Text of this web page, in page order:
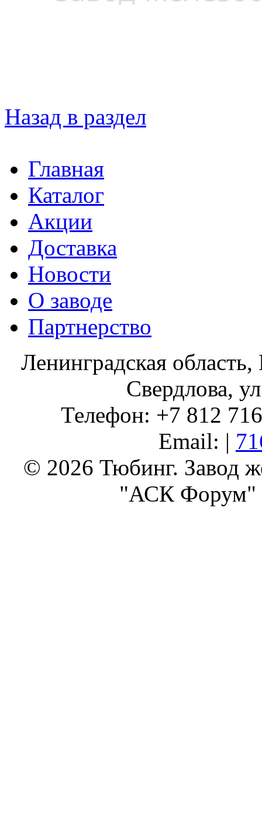
Назад в раздел
Главная
Каталог
Акции
Доставка
Новости
О заводе
Партнерство
Ленинградская
Свердлова,
Телефон: +7 812
Email: |
© 2026 Тюбинг. Завод
"АСК Форум"